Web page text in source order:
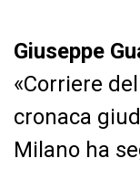
Giuseppe
«Corriere
cronaca
Milano ha